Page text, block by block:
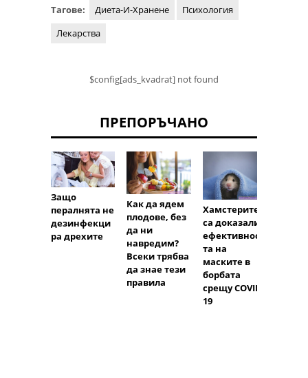
Тагове:
Диета-И-Хранене
Психология
Лекарства
$config[ads_kvadrat] not found
ПРЕПОРЪЧАНО
Защо
пералнята не
дезинфекци
ра дрехите
Как да ядем
плодове, без
да ни
навредим?
Всеки трябва
да знае тези
правила
Хамстерите
са доказали
ефективност
та на
маските в
борбата
срещу COVID-
19